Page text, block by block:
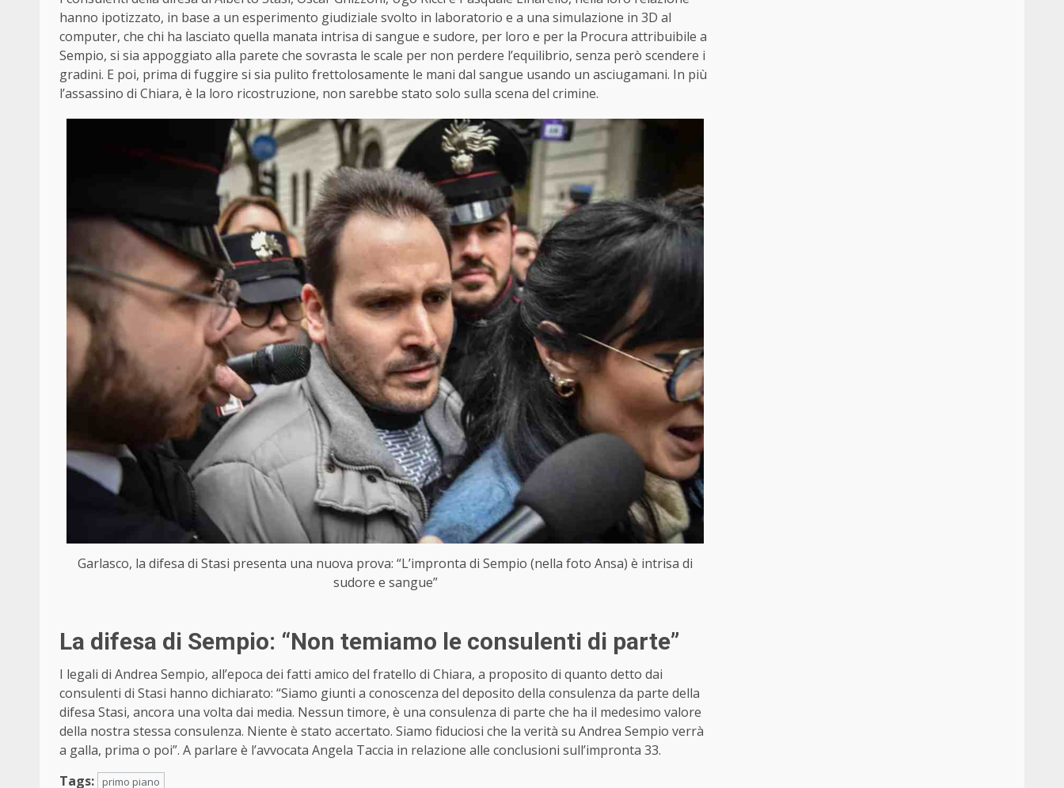
hanno ipotizzato, in base a un esperimento giudiziale svolto in laboratorio e a una simulazione in 3D al
computer, che chi ha lasciato quella manata intrisa di sangue e sudore, per loro e per la Procura attribuibile a
Sempio, si sia appoggiato alla parete che sovrasta le scale per non perdere l’equilibrio, senza però scendere i
gradini. E poi, prima di fuggire si sia pulito frettolosamente le mani dal sangue usando un asciugamani. In più
l’assassino di Chiara, è la loro ricostruzione, non sarebbe stato solo sulla scena del crimine.
Garlasco, la difesa di Stasi presenta una nuova prova: “L’impronta di Sempio (nella foto Ansa) è intrisa di
sudore e sangue”
La difesa di Sempio: “Non temiamo le consulenti di parte”
I legali di Andrea Sempio, all’epoca dei fatti amico del fratello di Chiara, a proposito di quanto detto dai
consulenti di Stasi hanno dichiarato: “Siamo giunti a conoscenza del deposito della consulenza da parte della
difesa Stasi, ancora una volta dai media. Nessun timore, è una consulenza di parte che ha il medesimo valore
della nostra stessa consulenza. Niente è stato accertato. Siamo fiduciosi che la verità su Andrea Sempio verrà
a galla, prima o poi”. A parlare è l’avvocata Angela Taccia in relazione alle conclusioni sull’impronta 33.
Tags:
primo piano